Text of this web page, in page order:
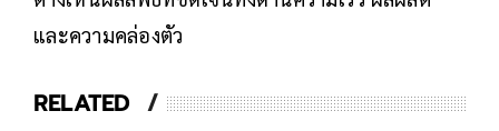
และความคล่องตัว
RELATED